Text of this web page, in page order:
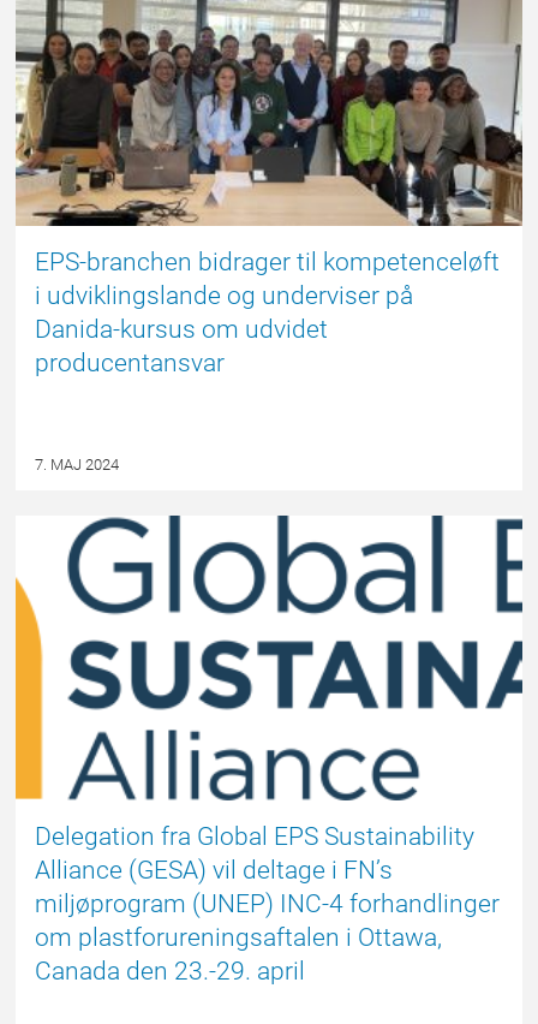
EPS-branchen bidrager til kompetenceløft
i udviklingslande og underviser på
Danida-kursus om udvidet
producentansvar
7. MAJ 2024
Delegation fra Global EPS Sustainability
Alliance (GESA) vil deltage i FN’s
miljøprogram (UNEP) INC-4 forhandlinger
om plastforureningsaftalen i Ottawa,
Canada den 23.-29. april
EPSBLOGGEN